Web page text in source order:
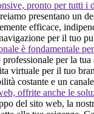
pronto per tutti i
presentano un
efficace,
per il tuo
è fondamentale
per la
virtuale per il tuo
costante e un
offrite anche le
del sito web, la